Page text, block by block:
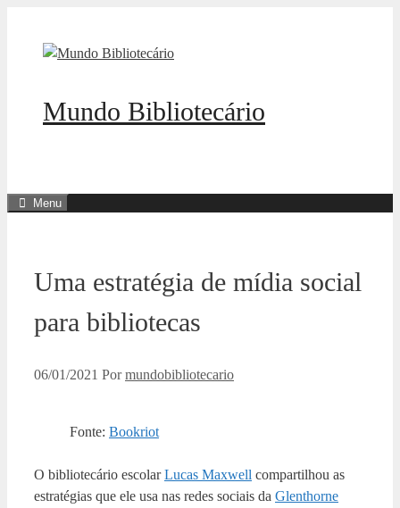
Mundo Bibliotecário
Menu
Uma estratégia de mídia social
para bibliotecas
06/01/2021 Pormundobibliotecario
Fonte: Bookriot
O bibliotecário escolarLucas Maxwell compartilhou as
estratégias que ele usa nas redes sociais da Glenthorne